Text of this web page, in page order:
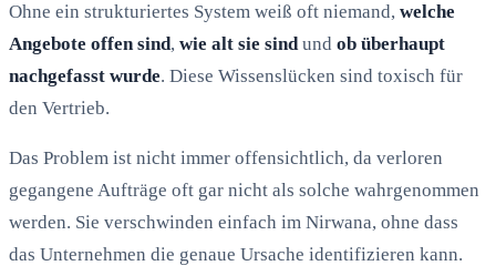
Ohne ein strukturiertes System weiß oft niemand, welche
Angebote offen sind, wie alt sie sindund ob überhaupt
nachgefasst wurde. Diese Wissenslücken sind toxisch für
den Vertrieb.
Das Problem ist nicht immer offensichtlich, da verloren
gegangene Aufträge oft gar nicht als solche wahrgenommen
werden. Sie verschwinden einfach im Nirwana, ohne dass
das Unternehmen die genaue Ursache identifizieren kann.